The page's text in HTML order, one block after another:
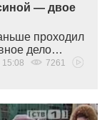
— двое
проходил
дело…
15:08 7261